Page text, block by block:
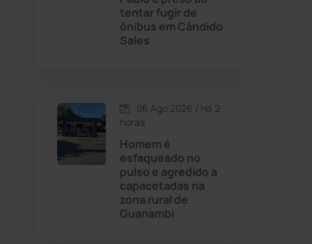
Cândido Sales
Caturama
Chapada Diamantina
tentar fugir de
ônibus em Cândido
Sales
06 Ago 2026 / Há 2
horas
Homem é
esfaqueado no
pulso e agredido a
capacetadas na
zona rural de
Guanambi